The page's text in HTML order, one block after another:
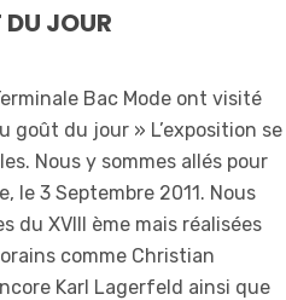
DU JOUR
Bac Mode ont visité
goût du jour » L’exposition se
Nous y sommes allés pour
le 3 Septembre 2011. Nous
du XVIII ème mais réalisées
comme Christian
Karl Lagerfeld ainsi que